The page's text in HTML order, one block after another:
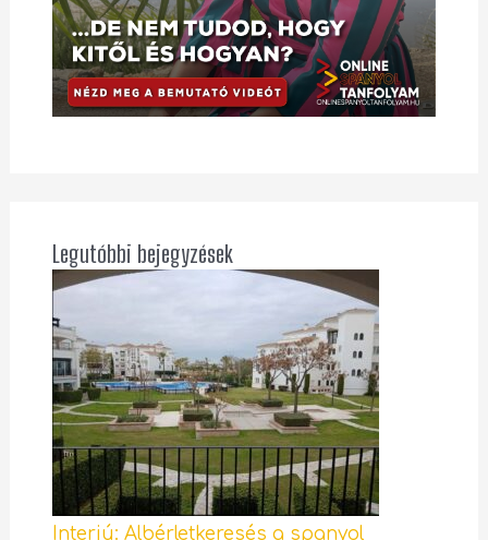
Legutóbbi bejegyzések
Interjú: Albérletkeresés a spanyol